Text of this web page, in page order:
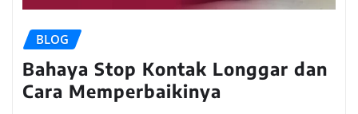
BLOG
Bahaya Stop Kontak Longgar dan
Cara Memperbaikinya